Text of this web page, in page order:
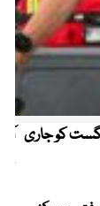
پریمیئر لیگ ، قومی کرکٹرز کو این او سی 19 اگست کو جاری